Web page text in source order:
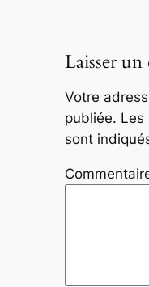
Laisser
Votre
publiée. Les
sont